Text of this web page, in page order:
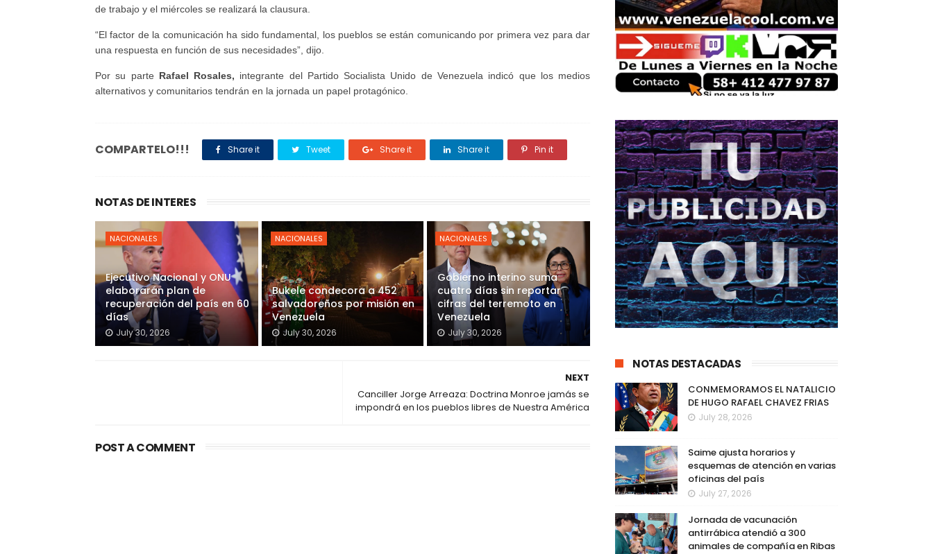
de trabajo y el miércoles se realizará la clausura.
“El factor de la comunicación ha sido fundamental, los pueblos se están comunicando por primera vez para dar
una respuesta en función de sus necesidades”, dijo.
Por su parte Rafael Rosales, integrante del Partido Socialista Unido de Venezuela indicó que los medios
alternativos y comunitarios tendrán en la jornada un papel protagónico.
COMPARTELO!!! Share it Tweet Share it Share it Pin it
NOTAS DE INTERES
NACIONALES
Ejecutivo Nacional y ONU
elaborarán plan de
recuperación del país en 60
días
July 30, 2026
NACIONALES
Bukele condecora a 452
salvadoreños por misión en
Venezuela
July 30, 2026
NACIONALES
Gobierno interino suma
cuatro días sin reportar
cifras del terremoto en
Venezuela
July 30, 2026
NEXT
Canciller Jorge Arreaza: Doctrina Monroe jamás se
impondrá en los pueblos libres de Nuestra América
POST A COMMENT
NOTAS DESTACADAS
CONMEMORAMOS EL NATALICIO
DE HUGO RAFAEL CHAVEZ FRIAS
July 28, 2026
Saime ajusta horarios y
esquemas de atención en varias
oficinas del país
July 27, 2026
Jornada de vacunación
antirrábica atendió a 300
animales de compañía en Ribas